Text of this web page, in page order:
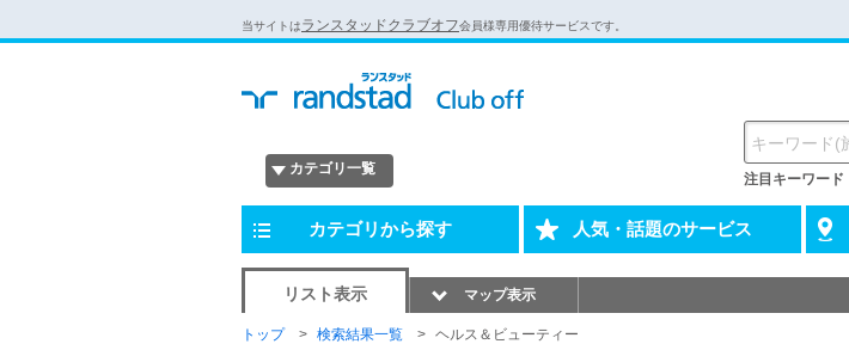
当サイトはランスタッドクラブオフ会員様専用優待サービスです。
カテゴリ一覧
注目キーワード
カテゴリから探す 人気・話題のサービス
リスト表示 マップ表示
トップ 検索結果一覧 ヘルス＆ビューティー